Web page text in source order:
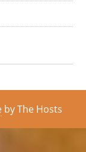
by The Hosts